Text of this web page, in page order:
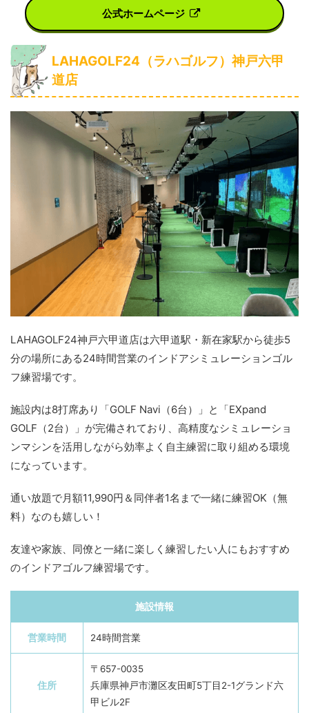
公式ホームページ
LAHAGOLF24（ラハゴルフ）神戸六甲
道店
LAHAGOLF24神戸六甲道店は六甲道駅・新在家駅から徒歩5
分の場所にある24時間営業のインドアシミュレーションゴル
フ練習場です。
施設内は8打席あり「GOLF Navi（6台）」と「EXpand
GOLF（2台）」が完備されており、高精度なシミュレーショ
ンマシンを活用しながら効率よく自主練習に取り組める環境
になっています。
通い放題で月額11,990円＆同伴者1名まで一緒に練習OK（無
料）なのも嬉しい！
友達や家族、同僚と一緒に楽しく練習したい人にもおすすめ
のインドアゴルフ練習場です。
施設情報
営業時間 24時間営業
住所
〒657-0035
兵庫県神戸市灘区友田町5丁目2-1グランド六
甲ビル2F